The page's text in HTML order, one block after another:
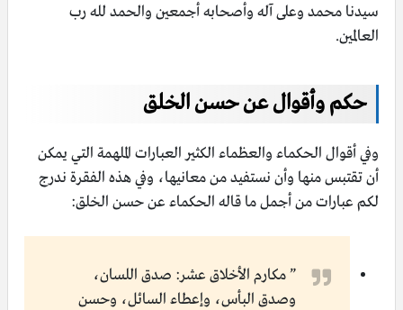
سيدنا محمد وعلى آله وأصحابه أجمعين والحمد لله رب
العالمين.
حكم وأقوال عن حسن الخلق
وفي أقوال الحكماء والعظماء الكثير العبارات الملهمة التي يمكن
أن تقتبس منها وأن نستفيد من معانيها، وفي هذه الفقرة ندرج
لكم عبارات من أجمل ما قاله الحكماء عن حسن الخلق:
” مكارم الأخلاق عشر: صدق اللسان،
وصدق البأس، وإعطاء السائل، وحسن